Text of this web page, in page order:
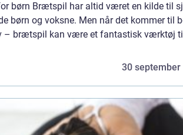
børn Brætspil har altid været en kilde til
børn og voksne. Men når det kommer til
– brætspil kan være et fantastisk værktøj
30 september